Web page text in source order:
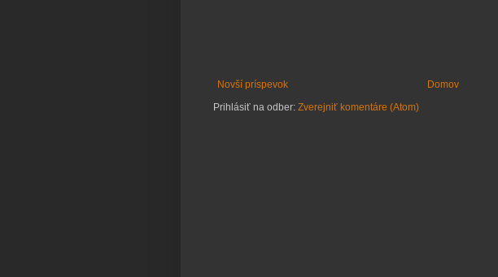
Novší príspevok
Domov
Prihlásiť na odber: Zverejniť komentáre (Atom)